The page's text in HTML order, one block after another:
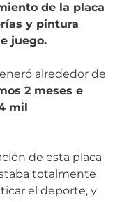
de la placa
y pintura
juego.
alrededor de
2 meses e
mil
de esta placa
totalmente
el deporte, y